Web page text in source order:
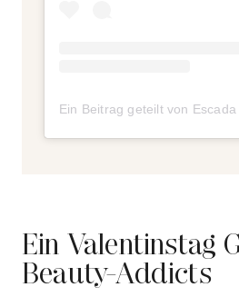
Ein Valentinstag
Beauty-Addicts